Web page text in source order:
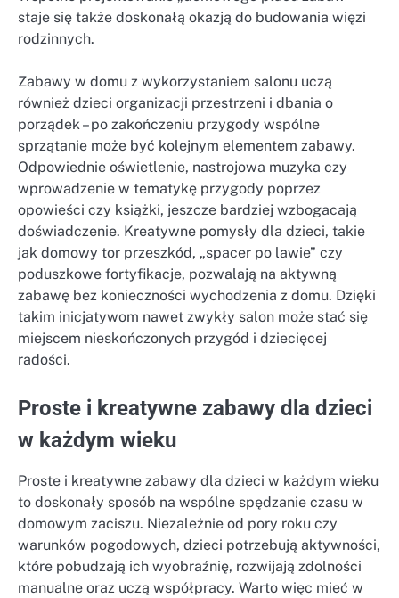
staje się także doskonałą okazją do budowania więzi
rodzinnych.
Zabawy w domu z wykorzystaniem salonu uczą
również dzieci organizacji przestrzeni i dbania o
porządek – po zakończeniu przygody wspólne
sprzątanie może być kolejnym elementem zabawy.
Odpowiednie oświetlenie, nastrojowa muzyka czy
wprowadzenie w tematykę przygody poprzez
opowieści czy książki, jeszcze bardziej wzbogacają
doświadczenie. Kreatywne pomysły dla dzieci, takie
jak domowy tor przeszkód, „spacer po lawie” czy
poduszkowe fortyfikacje, pozwalają na aktywną
zabawę bez konieczności wychodzenia z domu. Dzięki
takim inicjatywom nawet zwykły salon może stać się
miejscem nieskończonych przygód i dziecięcej
radości.
Proste i kreatywne zabawy dla dzieci
w każdym wieku
Proste i kreatywne zabawy dla dzieci w każdym wieku
to doskonały sposób na wspólne spędzanie czasu w
domowym zaciszu. Niezależnie od pory roku czy
warunków pogodowych, dzieci potrzebują aktywności,
które pobudzają ich wyobraźnię, rozwijają zdolności
manualne oraz uczą współpracy. Warto więc mieć w